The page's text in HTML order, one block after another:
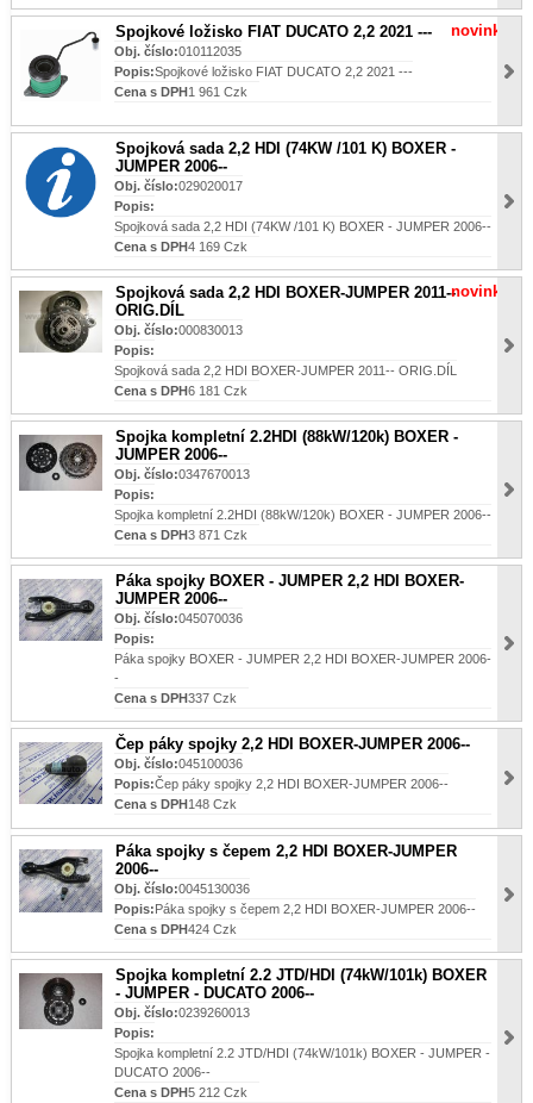
Spojkové ložisko FIAT DUCATO 2,2 2021 --- novinka
Obj. číslo:010112035
Popis:Spojkové ložisko FIAT DUCATO 2,2 2021 ---
Cena s DPH1 961 Czk
Spojková sada 2,2 HDI (74KW /101 K) BOXER -
JUMPER 2006--
Obj. číslo:029020017
Popis:
Spojková sada 2,2 HDI (74KW /101 K) BOXER - JUMPER 2006--
Cena s DPH4 169 Czk
Spojková sada 2,2 HDI BOXER-JUMPER 2011--
ORIG.DÍL
novinka
Obj. číslo:000830013
Popis:
Spojková sada 2,2 HDI BOXER-JUMPER 2011-- ORIG.DÍL
Cena s DPH6 181 Czk
Spojka kompletní 2.2HDI (88kW/120k) BOXER -
JUMPER 2006--
Obj. číslo:0347670013
Popis:
Spojka kompletní 2.2HDI (88kW/120k) BOXER - JUMPER 2006--
Cena s DPH3 871 Czk
Páka spojky BOXER - JUMPER 2,2 HDI BOXER-
JUMPER 2006--
Obj. číslo:045070036
Popis:
Páka spojky BOXER - JUMPER 2,2 HDI BOXER-JUMPER 2006-
-
Cena s DPH337 Czk
Čep páky spojky 2,2 HDI BOXER-JUMPER 2006--
Obj. číslo:045100036
Popis:Čep páky spojky 2,2 HDI BOXER-JUMPER 2006--
Cena s DPH148 Czk
Páka spojky s čepem 2,2 HDI BOXER-JUMPER
2006--
Obj. číslo:0045130036
Popis: Páka spojky s čepem 2,2 HDI BOXER-JUMPER 2006--
Cena s DPH424 Czk
Spojka kompletní 2.2 JTD/HDI (74kW/101k) BOXER
- JUMPER - DUCATO 2006--
Obj. číslo:0239260013
Popis:
Spojka kompletní 2.2 JTD/HDI (74kW/101k) BOXER - JUMPER -
DUCATO 2006--
Cena s DPH5 212 Czk